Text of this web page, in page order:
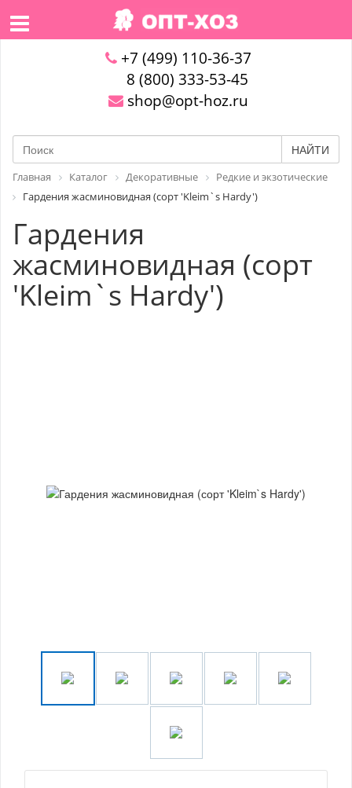
+7 (499) 110-36-37
8 (800) 333-53-45
shop@opt-hoz.ru
НАЙТИ
Главная Каталог Декоративные
Редкие и экзотические
Гардения жасминовидная (сорт 'Kleim`s Hardy')
Гардения
жасминовидная (сорт
'Kleim`s Hardy')